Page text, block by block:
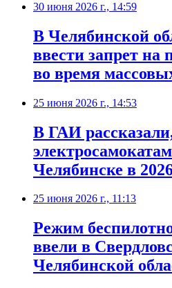
30 июня 2026 г., 14:59
В Челябинской
ввести запрет на
во время
25 июня 2026 г., 14:53
В ГАИ
Челябинске в
25 июня 2026 г., 11:13
Режим
ввели в
Челябинской